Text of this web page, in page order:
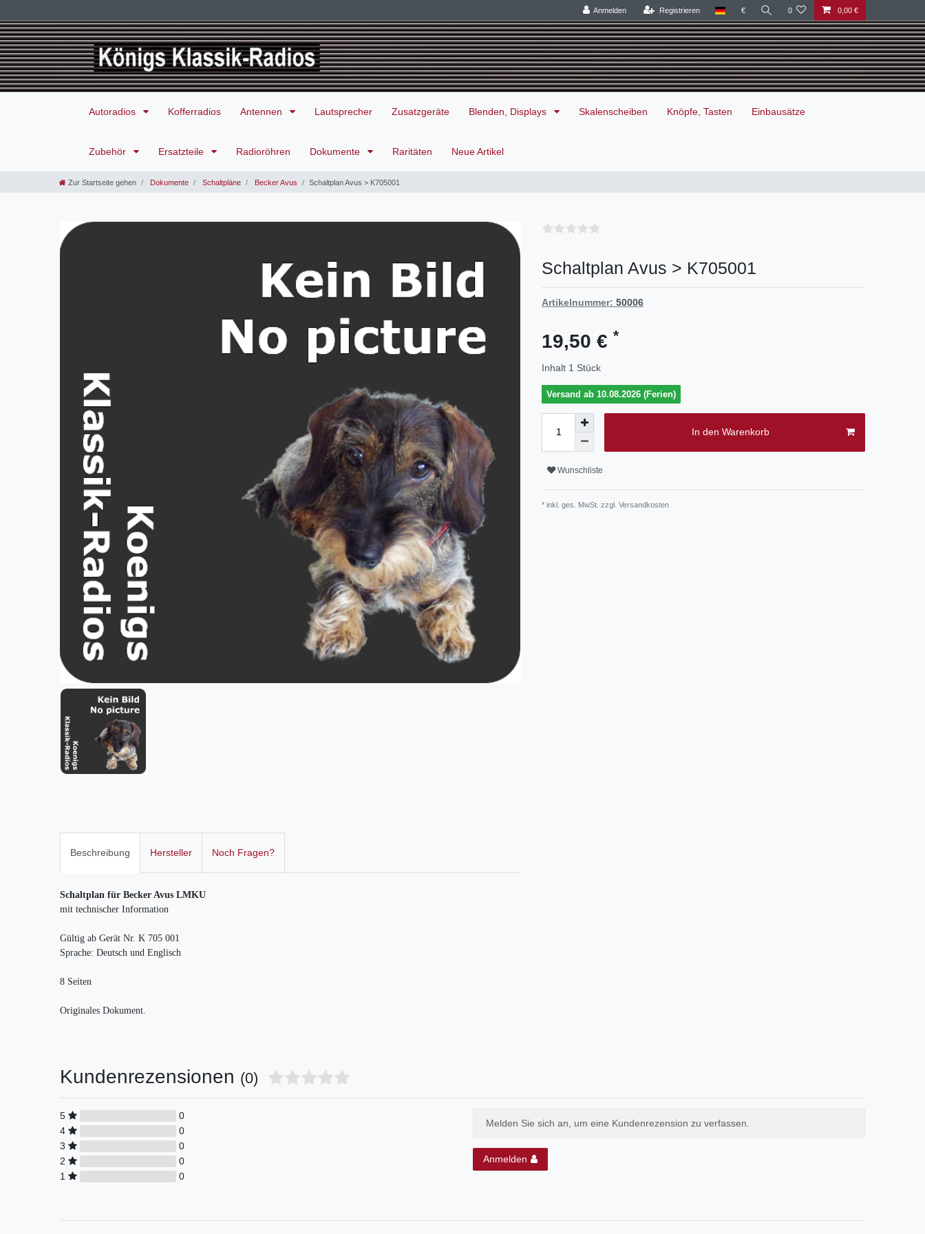
Anmelden Registrieren € 0 0,00 €
Autoradios Kofferradios Antennen Lautsprecher Zusatzgeräte Blenden, Displays Skalenscheiben Knöpfe, Tasten Einbausätze
Zubehör Ersatzteile Radioröhren Dokumente Raritäten Neue Artikel
Zur Startseite gehen Dokumente Schaltpläne Becker Avus Schaltplan Avus > K705001
Schaltplan Avus > K705001
Artikelnummer: 50006
19,50 € *
Inhalt 1 Stück
Versand ab 10.08.2026 (Ferien)
In den Warenkorb
Wunschliste
* inkl. ges. MwSt. zzgl. Versandkosten
Beschreibung Hersteller Noch Fragen?
Schaltplan für Becker Avus LMKU
mit technischer Information
Gültig ab Gerät Nr. K 705 001
Sprache: Deutsch und Englisch
8 Seiten
Originales Dokument.
Kundenrezensionen (0)
5
0
4
0
3
0
2
0
1
0
Melden Sie sich an, um eine Kundenrezension zu verfassen.
Anmelden